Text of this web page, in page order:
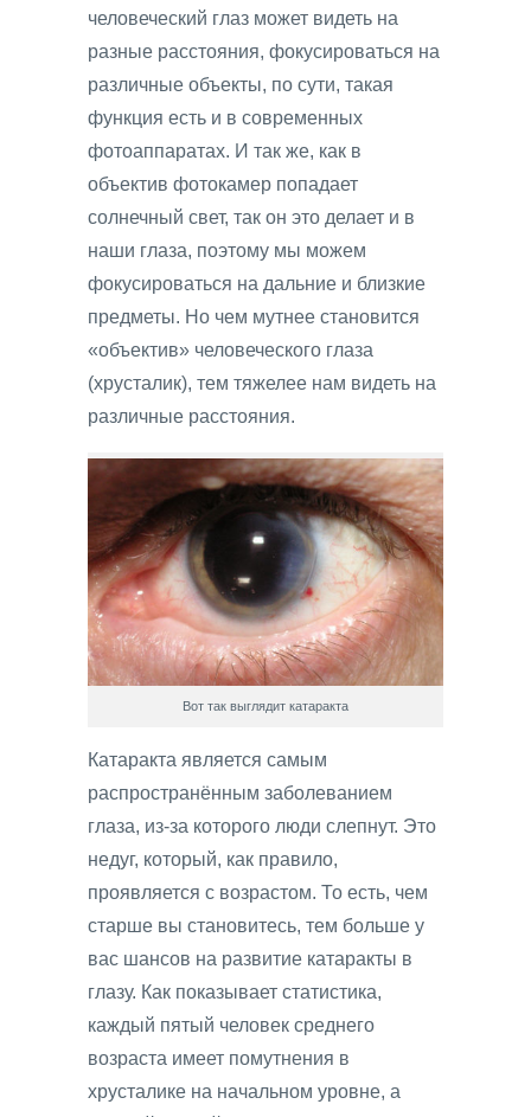
человеческий глаз может видеть на
разные расстояния, фокусироваться на
различные объекты, по сути, такая
функция есть и в современных
фотоаппаратах. И так же, как в
объектив фотокамер попадает
солнечный свет, так он это делает и в
наши глаза, поэтому мы можем
фокусироваться на дальние и близкие
предметы. Но чем мутнее становится
«объектив» человеческого глаза
(хрусталик), тем тяжелее нам видеть на
различные расстояния.
Вот так выглядит катаракта
Катаракта является самым
распространённым заболеванием
глаза, из-за которого люди слепнут. Это
недуг, который, как правило,
проявляется с возрастом. То есть, чем
старше вы становитесь, тем больше у
вас шансов на развитие катаракты в
глазу. Как показывает статистика,
каждый пятый человек среднего
возраста имеет помутнения в
хрусталике на начальном уровне, а